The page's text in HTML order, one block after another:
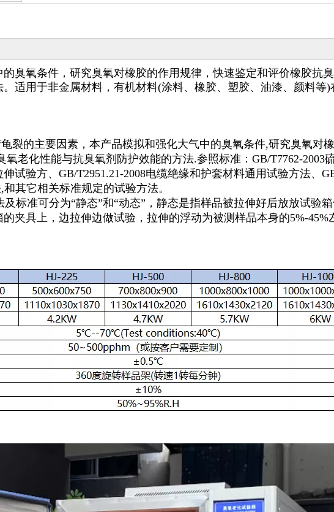
臭氧条件，研究臭氧对橡胶的作用规律，快速鉴定和评价橡胶抗
适用于非金属材料，有机材料(涂料、橡胶、塑胶、油漆、颜料等)
裂的主要因素，本产品模拟和强化大气中的臭氧条件,研究臭氧对
老化性能与抗臭氧剂防护效能的方法.参照标准：GB/T7762-2003
试验方、GB/T2951.21-2008电缆绝缘和护套材料通用试验方法、
其它相关标准规定的试验方法。
标准可分为“静态”和“动态”，静态是指样品被拉伸好后放放试验
夹具上，边拉伸边做试验，拉伸的浮动为被测样品本身的5%-45%